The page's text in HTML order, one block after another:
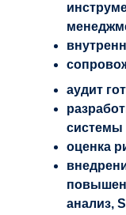
аудит
системы
оценка
анализ,